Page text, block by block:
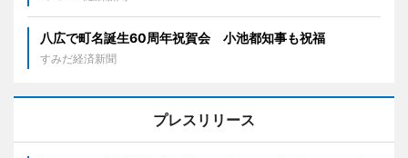
八広で町名誕生60周年祝賀会 小池都知事も祝福
すみだ経済新聞
プレスリリース